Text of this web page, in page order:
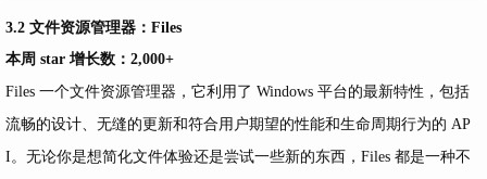
3.2 文件资源管理器：Files
本周 star 增长数：2,000+
Files 一个文件资源管理器，它利用了 Windows 平台的最新特性，包括
流畅的设计、无缝的更新和符合用户期望的性能和生命周期行为的 AP
I。无论你是想简化文件体验还是尝试一些新的东西，Files 都是一种不